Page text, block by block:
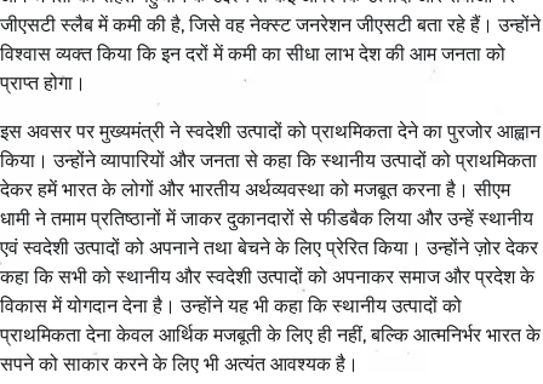
जीएसटी स्लैब में कमी की है, जिसे वह नेक्स्ट जनरेशन जीएसटी बता रहे हैं। उन्होंने
विश्वास व्यक्त किया कि इन दरों में कमी का सीधा लाभ देश की आम जनता को
प्राप्त होगा।
इस अवसर पर मुख्यमंत्री ने स्वदेशी उत्पादों को प्राथमिकता देने का पुरजोर आह्वान
किया। उन्होंने व्यापारियों और जनता से कहा कि स्थानीय उत्पादों को प्राथमिकता
देकर हमें भारत के लोगों और भारतीय अर्थव्यवस्था को मजबूत करना है। सीएम
धामी ने तमाम प्रतिष्ठानों में जाकर दुकानदारों से फीडबैक लिया और उन्हें स्थानीय
एवं स्वदेशी उत्पादों को अपनाने तथा बेचने के लिए प्रेरित किया। उन्होंने ज़ोर देकर
कहा कि सभी को स्थानीय और स्वदेशी उत्पादों को अपनाकर समाज और प्रदेश के
विकास में योगदान देना है। उन्होंने यह भी कहा कि स्थानीय उत्पादों को
प्राथमिकता देना केवल आर्थिक मजबूती के लिए ही नहीं, बल्कि आत्मनिर्भर भारत के
सपने को साकार करने के लिए भी अत्यंत आवश्यक है।